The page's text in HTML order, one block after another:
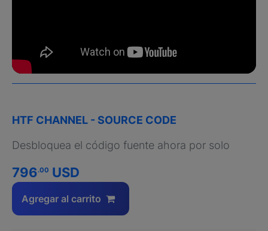
HTF CHANNEL - SOURCE CODE
Desbloquea el código fuente ahora por solo
796.00 USD
Agregar al carrito